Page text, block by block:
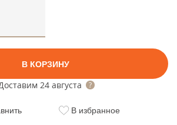
В КОРЗИНУ
24 августа
В избранное